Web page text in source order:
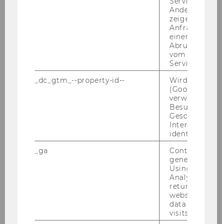
European Foundations for Research and
From Innovation to Legitimacy
The Third Sector Between Voice and
Civil Society and New Forms of Governance
Andere
zeigen Opt-
Anfrage im
einen Fehler
Abrufen
vom AMP
Service an.
_dc_gtm_--property-id--
Wird von
(Google Tag
verwendet,
Besucher
Geschlecht
Interessen zu
identifizieren.
_ga
Contains a
generated
Using this
Analytics can
returning
website and
data from
visits.